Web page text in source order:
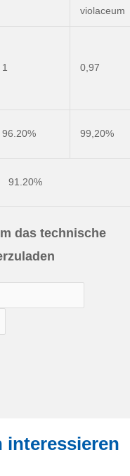
violaceum
1 0,97
96.20% 99,20%
91.20%
das technische
interessieren